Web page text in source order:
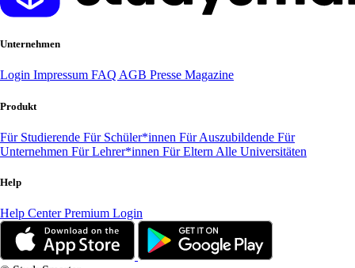
Unternehmen
Login Impressum FAQ AGB Presse Magazine
Produkt
Für Studierende Für Schüler*innen Für Auszubildende Für
Unternehmen Für Lehrer*innen Für Eltern Alle Universitäten
Help
Help CenterPremium Login